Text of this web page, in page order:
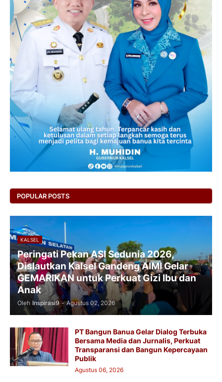
POPULAR POSTS
KALSEL
Peringati Pekan ASI Sedunia 2026,
Dislautkan Kalsel Gandeng AIMI Gelar
GEMARIKAN untuk Perkuat Gizi Ibu dan
Anak
Oleh Inspirasi9 - Agustus 02, 2026
PT Bangun Banua Gelar Dialog Terbuka
Bersama Media dan Jurnalis, Perkuat
Transparansi dan Bangun Kepercayaan
Publik
Agustus 06, 2026